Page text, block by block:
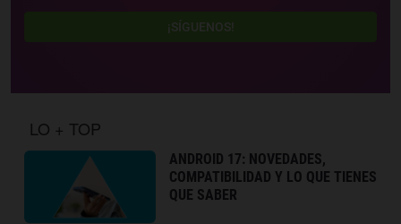
¡SÍGUENOS!
LO + TOP
ANDROID 17: NOVEDADES,
COMPATIBILIDAD Y LO QUE TIENES
QUE SABER